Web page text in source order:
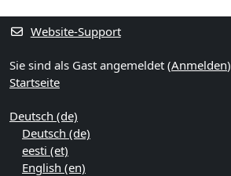
Ergänzungsblöcke
Website-Support
Sie sind als Gast angemeldet (Anmelden)
Startseite
Deutsch ‎(de)‎
Deutsch ‎(de)‎
eesti ‎(et)‎
English ‎(en)‎